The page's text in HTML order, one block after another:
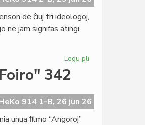
de ĉiuj tri ideologoj,
ne jam signifas atingi
Legu pli
ĵus
presita
342
HeKo 914 1-B, 26 jun 26
unua ﬁlmo “Angoroj”